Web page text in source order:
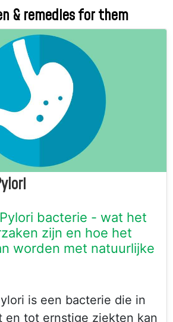
& remedies for them
bacterie - wat het
zijn en hoe het
worden met natuurlijke
is een bacterie die in
en tot ernstige ziekten kan